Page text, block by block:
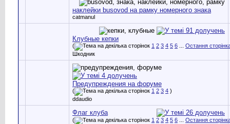
наклейки busovod на рамку номерного знака
catmanul
Клубные кепки
( 1 2 3 4 5 6
Остання
Шкодник
Предупреждения на форуме
( 1 2 3 4 )
ddaudio
Флаг клуба
( 1 2 3 4 5 6
Остання